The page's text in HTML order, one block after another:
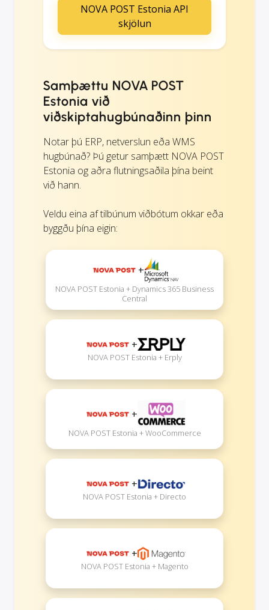
NOVA POST Estonia API
skjölun
Samþættu NOVA POST
Estonia við
viðskiptahugbúnaðinn þinn
Notar þú ERP, netverslun eða WMS
hugbúnað? Þú getur samþætt NOVA POST
Estonia og aðra flutningsaðila þína beint
við hann.
Veldu eina af tilbúnum viðbótum okkar eða
byggðu þína eigin:
+
NOVA POST Estonia + Dynamics 365 Business
Central
+
NOVA POST Estonia + Erply
+
NOVA POST Estonia + WooCommerce
+
NOVA POST Estonia + Directo
+
NOVA POST Estonia + Magento